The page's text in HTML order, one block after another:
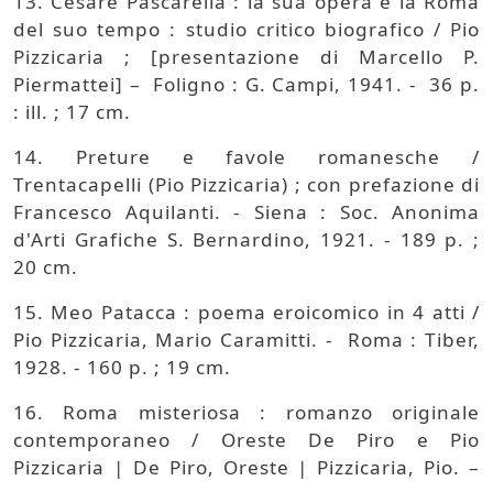
del suo tempo : studio critico biografico / Pio
Pizzicaria ; [presentazione di Marcello P.
Piermattei] – Foligno : G. Campi, 1941. - 36 p.
: ill. ; 17 cm.
14. Preture e favole romanesche /
Trentacapelli (Pio Pizzicaria) ; con prefazione di
Francesco Aquilanti. - Siena : Soc. Anonima
d'Arti Grafiche S. Bernardino, 1921. - 189 p. ;
20 cm.
15. Meo Patacca : poema eroicomico in 4 atti /
Pio Pizzicaria, Mario Caramitti. - Roma : Tiber,
1928. - 160 p. ; 19 cm.
16. Roma misteriosa : romanzo originale
contemporaneo / Oreste De Piro e Pio
Pizzicaria | De Piro, Oreste | Pizzicaria, Pio. –